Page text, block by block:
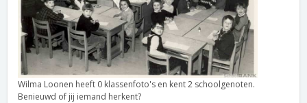
Wilma Loonen heeft 0 klassenfoto's en kent 2 schoolgenoten.
Benieuwd of jij iemand herkent?